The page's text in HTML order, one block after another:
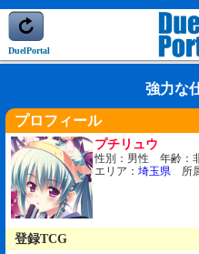
DuelPortal
強力な
プロフィール
プチリュウ
性別：男性 年齢：
エリア： 埼玉県 所
登録TCG